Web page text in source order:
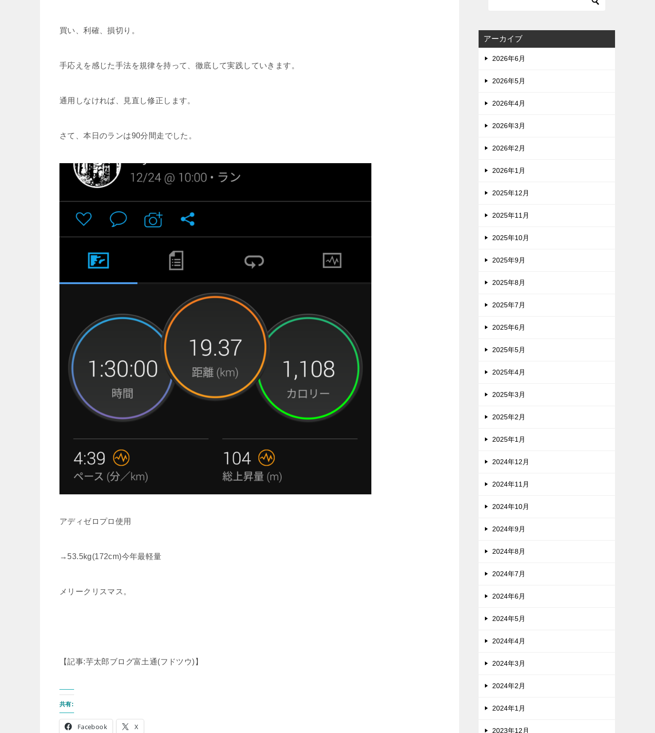
買い、利確、損切り。
手応えを感じた手法を規律を持って、徹底して実践していきます。
通用しなければ、見直し修正します。
さて、本日のランは90分間走でした。
アディゼロプロ使用
→53.5kg(172cm)今年最軽量
メリークリスマス。
【記事:芋太郎ブログ富土通(フドツウ)】
共有:
Facebook X
アーカイブ
2026年6月
2026年5月
2026年4月
2026年3月
2026年2月
2026年1月
2025年12月
2025年11月
2025年10月
2025年9月
2025年8月
2025年7月
2025年6月
2025年5月
2025年4月
2025年3月
2025年2月
2025年1月
2024年12月
2024年11月
2024年10月
2024年9月
2024年8月
2024年7月
2024年6月
2024年5月
2024年4月
2024年3月
2024年2月
2024年1月
2023年12月